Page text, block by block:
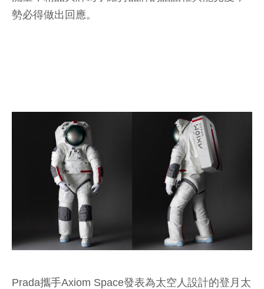
勢必得做出回應。
Prada攜手Axiom Space發表為太空人設計的登月太